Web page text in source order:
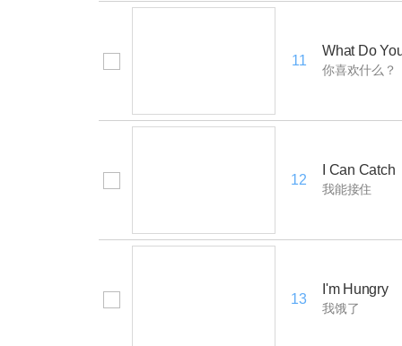
11
What Do
你喜欢什么？
12
I Can Catch
我能接住
13
I'm Hungry
我饿了